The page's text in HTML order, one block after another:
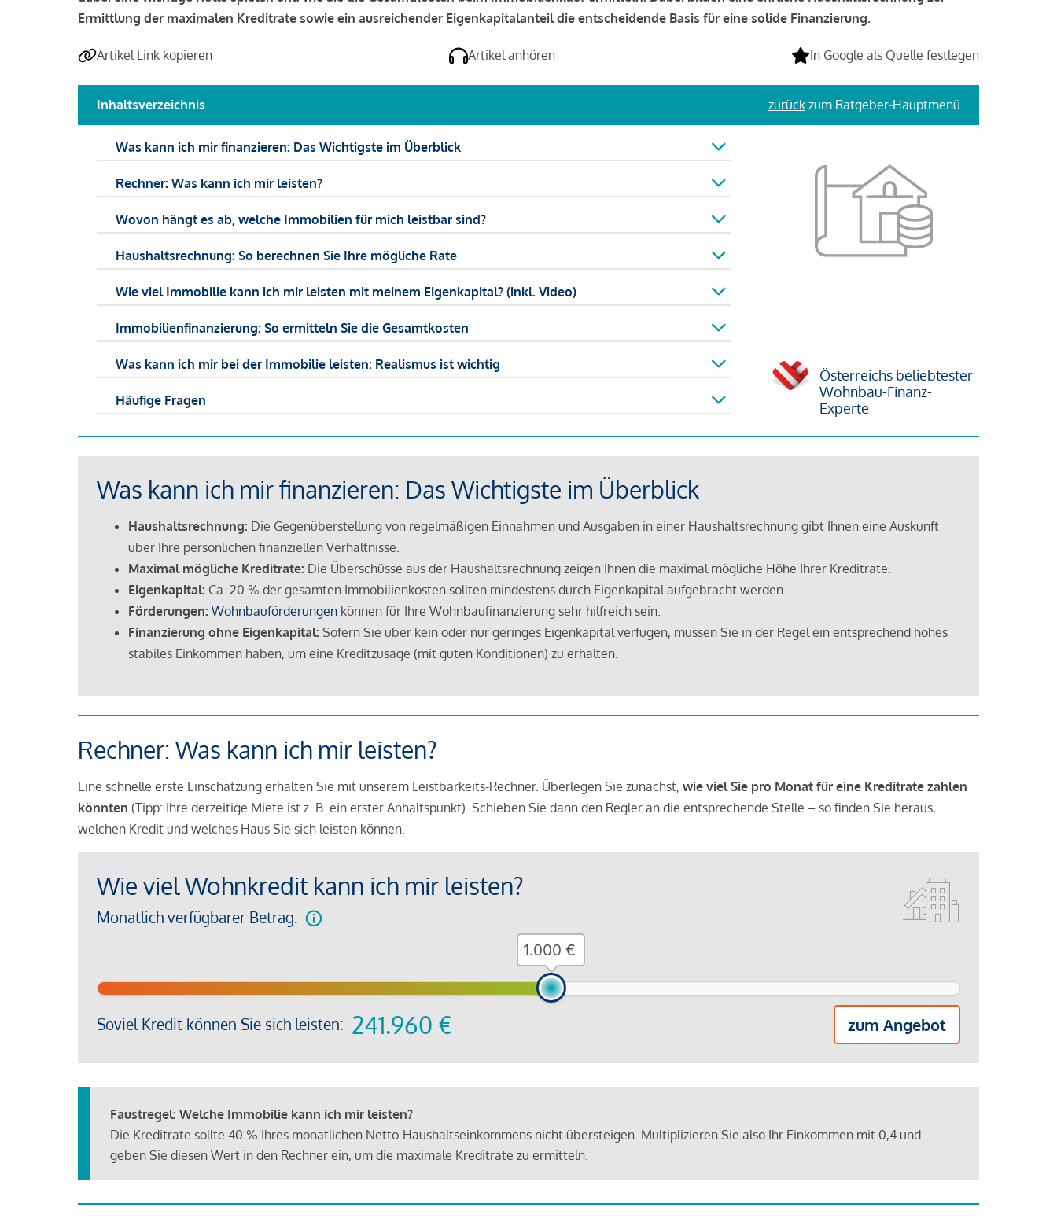
Ermittlung der maximalen Kreditrate sowie ein ausreichender Eigenkapitalanteil die entscheidende Basis für eine solide Finanzierung.
Artikel Link kopieren Artikel anhören In Google als Quelle festlegen
Inhaltsverzeichnis zurück zum Ratgeber-Hauptmenü
Was kann ich mir finanzieren: Das Wichtigste im Überblick
Rechner: Was kann ich mir leisten?
Wovon hängt es ab, welche Immobilien für mich leistbar sind?
Haushaltsrechnung: So berechnen Sie Ihre mögliche Rate
Wie viel Immobilie kann ich mir leisten mit meinem Eigenkapital? (inkl. Video)
Immobilienfinanzierung: So ermitteln Sie die Gesamtkosten
Was kann ich mir bei der Immobilie leisten: Realismus ist wichtig
Häufige Fragen
Österreichs beliebtester
Wohnbau-Finanz-
Experte
Was kann ich mir finanzieren: Das Wichtigste im Überblick
Haushaltsrechnung: Die Gegenüberstellung von regelmäßigen Einnahmen und Ausgaben in einer Haushaltsrechnung gibt Ihnen eine Auskunft
über Ihre persönlichen finanziellen Verhältnisse.
Maximal mögliche Kreditrate: Die Überschüsse aus der Haushaltsrechnung zeigen Ihnen die maximal mögliche Höhe Ihrer Kreditrate.
Eigenkapital: Ca. 20 % der gesamten Immobilienkosten sollten mindestens durch Eigenkapital aufgebracht werden.
Förderungen: Wohnbauförderungen können für Ihre Wohnbaufinanzierung sehr hilfreich sein.
Finanzierung ohne Eigenkapital: Sofern Sie über kein oder nur geringes Eigenkapital verfügen, müssen Sie in der Regel ein entsprechend hohes
stabiles Einkommen haben, um eine Kreditzusage (mit guten Konditionen) zu erhalten.
Rechner: Was kann ich mir leisten?
Eine schnelle erste Einschätzung erhalten Sie mit unserem Leistbarkeits-Rechner. Überlegen Sie zunächst, wie viel Sie pro Monat für eine Kreditrate zahlen
könnten (Tipp: Ihre derzeitige Miete ist z. B. ein erster Anhaltspunkt). Schieben Sie dann den Regler an die entsprechende Stelle – so finden Sie heraus,
welchen Kredit und welches Haus Sie sich leisten können.
Wie viel Wohnkredit kann ich mir leisten?
Monatlich verfügbarer Betrag:
Soviel Kredit können Sie sich leisten: 241.960 € zum Angebot
€
Faustregel: Welche Immobilie kann ich mir leisten?
Die Kreditrate sollte 40 % Ihres monatlichen Netto-Haushaltseinkommens nicht übersteigen. Multiplizieren Sie also Ihr Einkommen mit 0,4 und
geben Sie diesen Wert in den Rechner ein, um die maximale Kreditrate zu ermitteln.